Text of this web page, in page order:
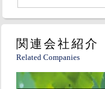
関連会社紹介
Related Companies